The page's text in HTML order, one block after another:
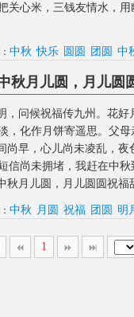
关心米，三钱友情水，用
中秋 快乐 圆圆 团圆 中
秋月儿圆，月儿圆
问候祝福传九州。花好
，化作月饼寄遥思。父
早，心儿尚未凌乱，夜
信尚未拥堵，我赶在中
儿圆，月儿圆圆祝福甜
中秋 月圆 祝福 团圆 明
1